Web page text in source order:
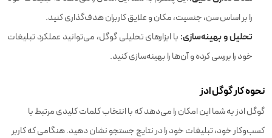
را بر اساس سن، جنسیت، مکان و علایق کاربران هدف‌گذاری کنید.
تحلیل و بهینه‌سازی: با ابزارهای تحلیلی گوگل، می‌توانید عملکرد تبلیغات
خود را بررسی کرده و آن‌ها را بهینه‌سازی کنید.
نحوه کار گوگل ادز
گوگل ادز به شما این امکان را می‌دهد که با انتخاب کلمات کلیدی مرتبط با
کسب‌وکار خود، تبلیغات خود را در نتایج جستجو نشان دهید. هنگامی که کاربر